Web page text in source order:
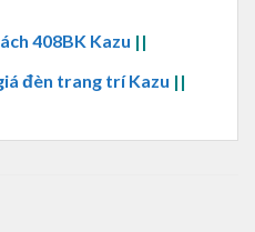
408BK Kazu ||
đèn trang trí Kazu ||